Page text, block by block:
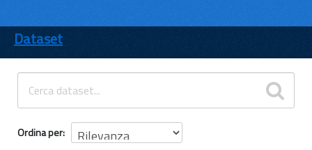
ENTI
TEMI
INFORMAZIONI
Dataset
Ordina per